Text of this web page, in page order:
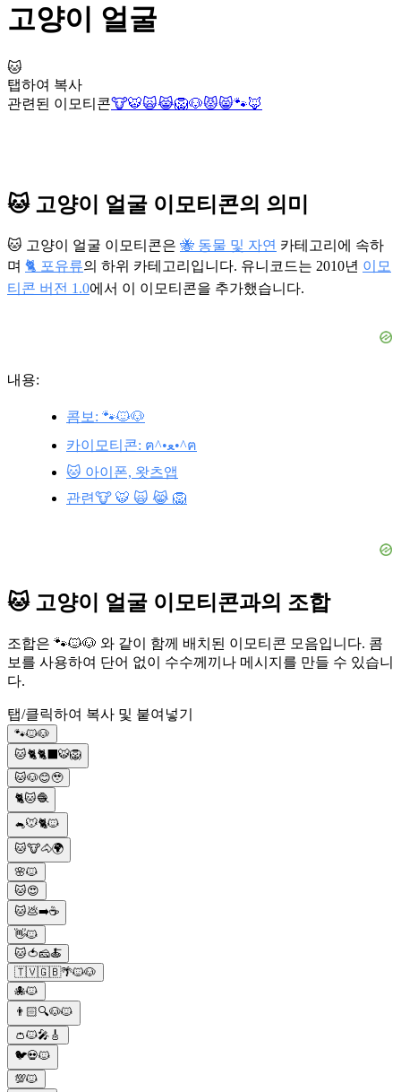
고양이 얼굴
🐱
탭하여 복사
관련된 이모티콘🐮🐯🙀😹🦁🐶😾😸🐾🦊
🐱 고양이 얼굴 이모티콘의 의미
🐱 고양이 얼굴 이모티콘은 🐝 동물 및 자연 카테고리에 속하
며 🐈 포유류의 하위 카테고리입니다. 유니코드는 2010년 이모
티콘 버전 1.0에서 이 이모티콘을 추가했습니다.
내용:
콤보: 🐾🐱🐶
카이모티콘: ฅ^•ﻌ•^ฅ
🐱 아이폰, 왓츠앱
관련🐮 🐯 🙀 😹 🦁
🐱 고양이 얼굴 이모티콘과의 조합
조합은 🐾🐱🐶 와 같이 함께 배치된 이모티콘 모음입니다. 콤
보를 사용하여 단어 없이 수수께끼나 메시지를 만들 수 있습니
다.
탭/클릭하여 복사 및 붙여넣기
🐾🐱🐶
🐱🐈🐈‍⬛🐯🦁
🐱🐶😊🥹
🐈🐱🧶
🐁🐭🐈🐱
🐱🐮🐴🌍
🌸🐱
🐱😍
🐱💩➡️☕️
👋🐱
🐱🍅🧀🍝
🇹🇻🇬🇧🌴🐱🐶
🐙🐱
👨🏻🔍🐶🐱
👛🐱🎤🎸
🐦💀🐱
💯🐱